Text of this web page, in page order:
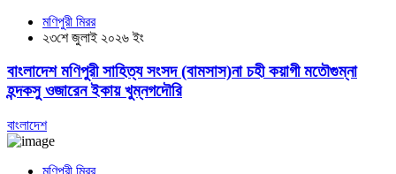
মণিপুরী মিরর
২৩শে জুলাই ২০২৬ ইং
বাংলাদেশ মণিপুরী সাহিত্য সংসদ (বামসাস)না চহী কয়াগী মতৌগুম্না
হন্দকসু ওজারেন ইকায় খুম্নগদৌরি
বাংলাদেশ
মণিপুরী মিরর